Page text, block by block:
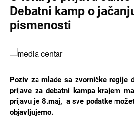
Debatni kamp o
pismenosti
Slika
Poziv za mlade sa zvorničke regije
prijave za debatni kampa krajem
prijavu je 8.maj, a sve podatke
objavljujemo.